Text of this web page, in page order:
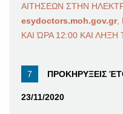
ΑΙΤΗΣΕΩΝ ΣΤΗΝ
esydoctors.moh.gov.gr,
ΚΑΙ ΏΡΑ 12:00 ΚΑΙ ΛΗΞΗ
ΠΡΟΚΗΡΥΞΕΙΣ
23/11/2020